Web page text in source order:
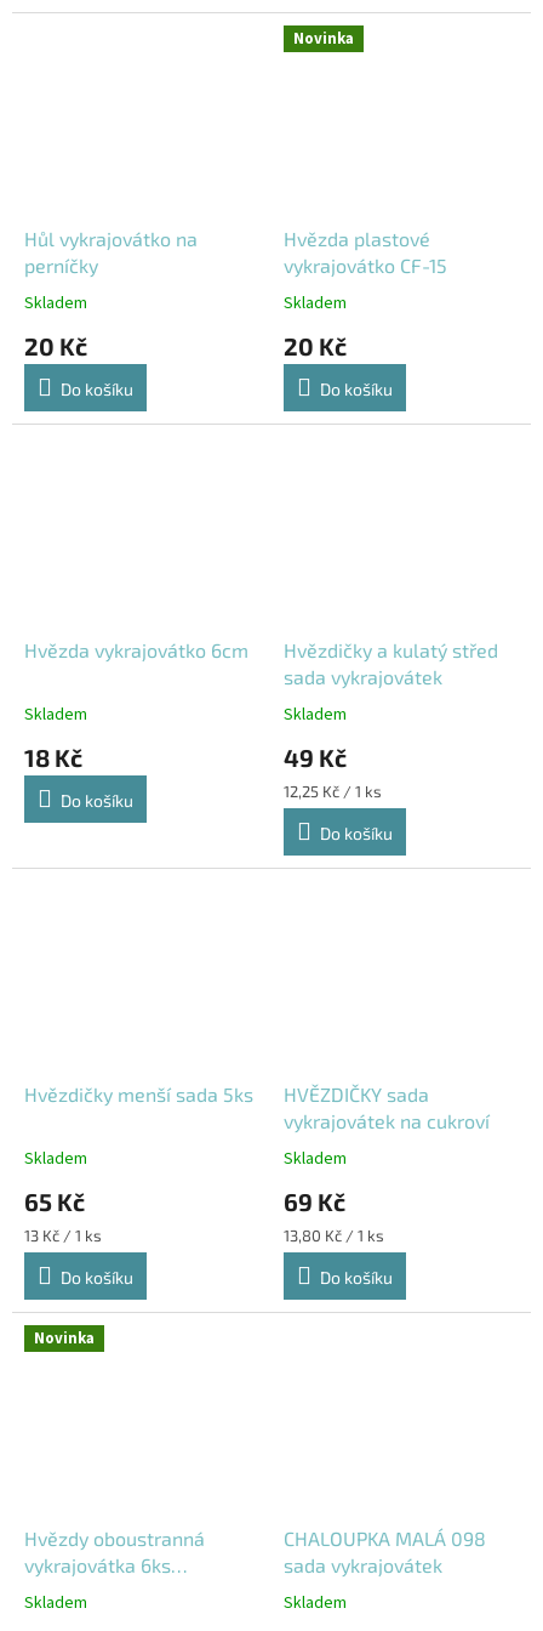
Hůl vykrajovátko na
perníčky
Skladem
20 Kč
Do košíku
Novinka
Hvězda plastové
vykrajovátko CF-15
Skladem
20 Kč
Do košíku
Hvězda vykrajovátko 6cm
Skladem
18 Kč
Do košíku
Hvězdičky a kulatý střed
sada vykrajovátek
Skladem
49 Kč
Měrná
cena:
12,25 Kč / 1 ks
Do košíku
Hvězdičky menší sada 5ks
Skladem
65 Kč
Měrná
cena:
13 Kč / 1 ks
Do košíku
HVĚZDIČKY sada
vykrajovátek na cukroví
Skladem
69 Kč
Měrná
cena:
13,80 Kč / 1 ks
Do košíku
Novinka
Hvězdy oboustranná
vykrajovátka 6ks
191007374
Skladem
CHALOUPKA MALÁ 098
sada vykrajovátek
Skladem